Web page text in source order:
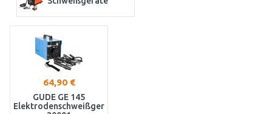
64,90 €
GÜDE GE 145
Elektrodenschweißgerät